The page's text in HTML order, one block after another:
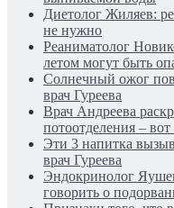
Диетолог Жиляев:
не нужно
Реаниматолог
летом могут быть
Солнечный ожог
врач Гуреева
Врач Андреева
потоотделения –
Эти 3 напитка
врач Гуреева
Эндокринолог
говорить о